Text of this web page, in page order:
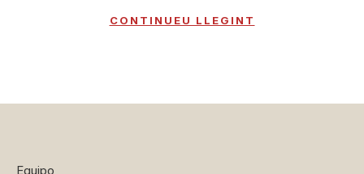
CONTINUEU LLEGINT
Equipo